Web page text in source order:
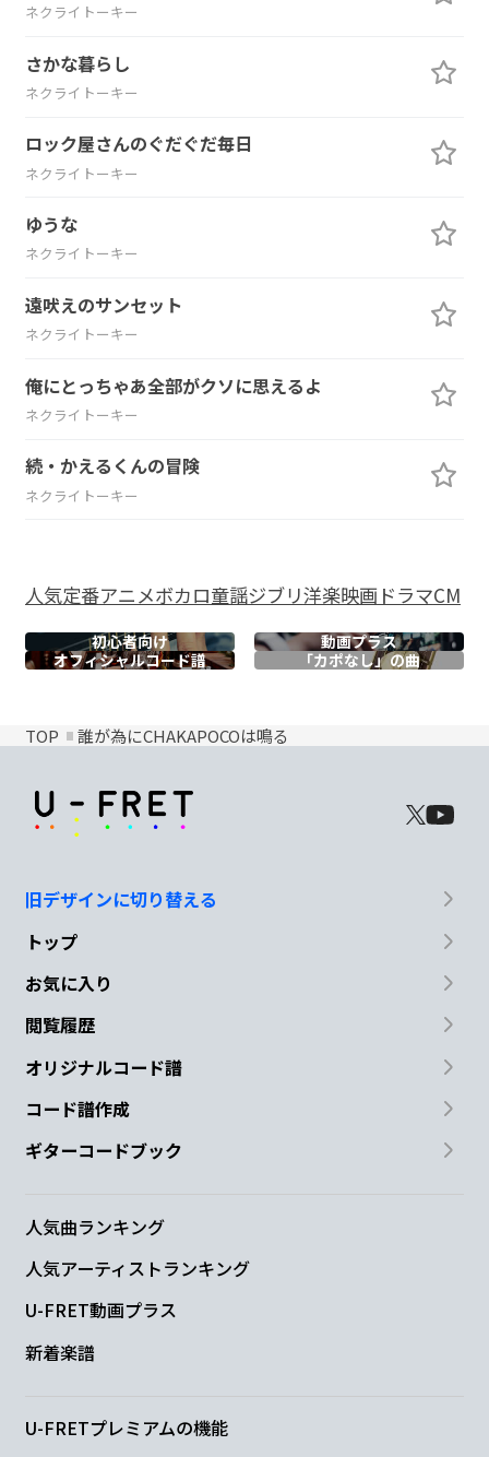
ネクライトーキー
さかな暮らし
ネクライトーキー
ロック屋さんのぐだぐだ毎日
ネクライトーキー
ゆうな
ネクライトーキー
遠吠えのサンセット
ネクライトーキー
俺にとっちゃあ全部がクソに思えるよ
ネクライトーキー
続・かえるくんの冒険
ネクライトーキー
人気定番アニメボカロ童謡ジブリ洋楽映画ドラマCM
初心者向け
動画プラス
オフィシャルコード譜 「カポなし」の曲
TOP 誰が為にCHAKAPOCOは鳴る
旧デザインに切り替える
トップ
お気に入り
閲覧履歴
オリジナルコード譜
コード譜作成
ギターコードブック
人気曲ランキング
人気アーティストランキング
U-FRET動画プラス
新着楽譜
U-FRETプレミアムの機能